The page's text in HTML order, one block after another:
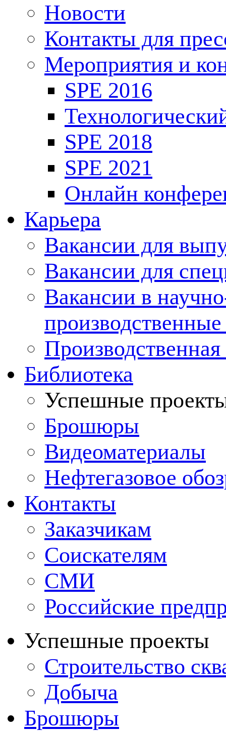
Новости
Контакты для
Мероприятия и
SPE 2016
SPE 2018
SPE 2021
Онлайн
Карьера
Вакансии для
Вакансии для
Вакансии в
Производственная
Библиотека
Успешные
Брошюры
Видеоматериалы
Нефтегазовое
Контакты
Заказчикам
Соискателям
СМИ
Российские
Успешные проекты
Строительство
Добыча
Брошюры